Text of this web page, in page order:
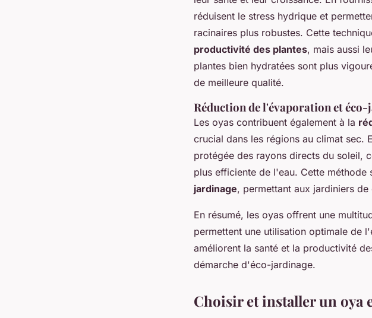
réduisent le stress hydrique et
racinaires plus robustes. Cette
productivité des plantes, mais aussi
plantes bien hydratées sont plus
de meilleure qualité.
Réduction de l'évaporation et
Les oyas contribuent également à la
crucial dans les régions au climat sec.
protégée des rayons directs du soleil,
plus efficiente de l'eau. Cette
jardinage, permettant aux jardiniers
En résumé, les oyas offrent une
permettent une utilisation optimale de
améliorent la santé et la productivité
démarche d'éco-jardinage.
Choisir et installer un oya